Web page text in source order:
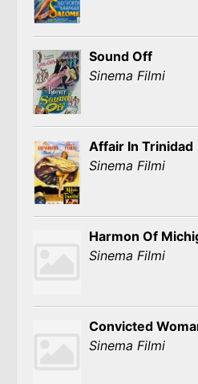
Sound Off
Sinema Filmi
Affair In Trinidad
Sinema Filmi
Harmon Of
Sinema Filmi
Convicted
Sinema Filmi